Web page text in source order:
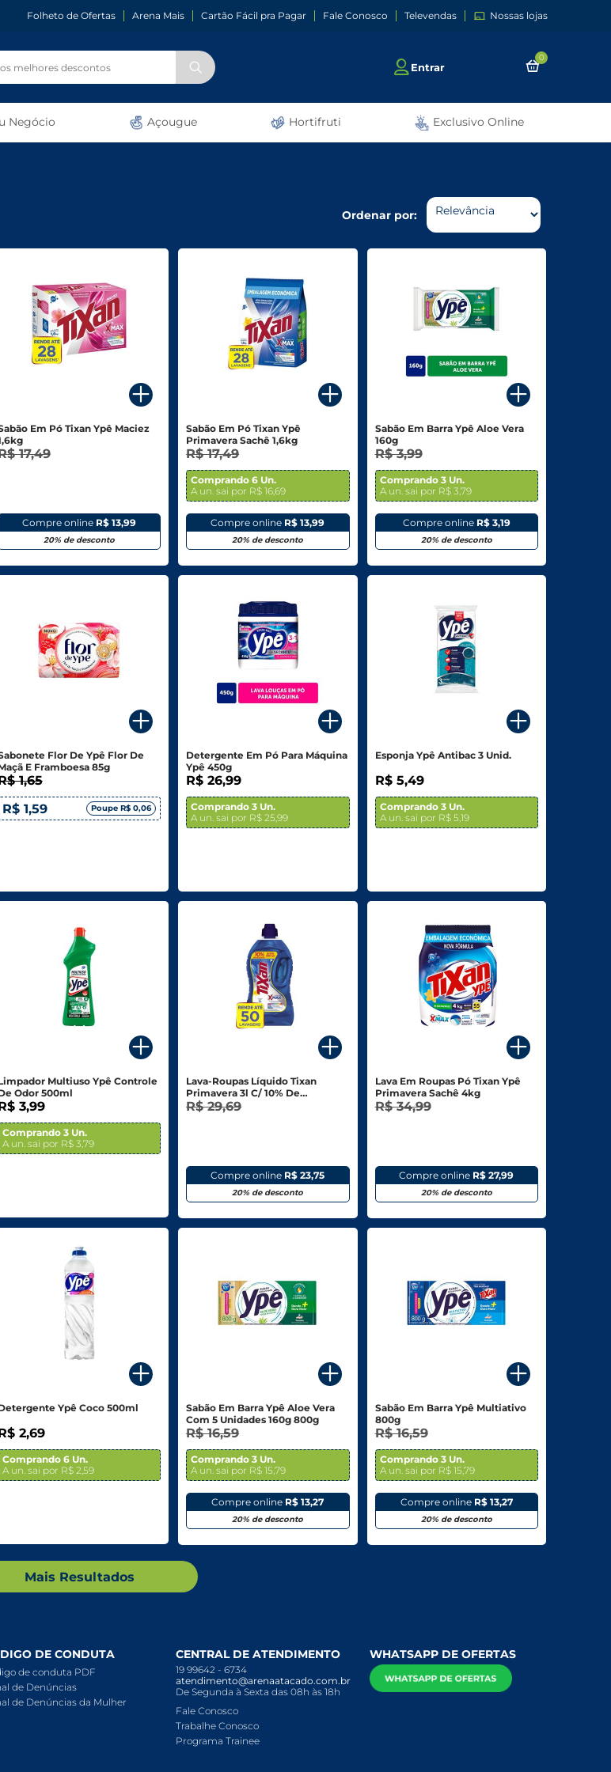
Folheto de Ofertas Arena Mais Cartão Fácil pra Pagar Fale Conosco Televendas Nossas lojas
Entrar
0
Negócio Açougue Hortifruti Exclusivo Online
Ordenar por:
Em Pó Tixan Ypê Maciez
17,49
Compre online R$ 13,99
20% de desconto
Sabão Em Pó Tixan Ypê
Primavera Sachê 1,6kg
R$ 17,49
Comprando 6 Un.
A un. sai por R$ 16,69
Compre online R$ 13,99
20% de desconto
Sabão Em Barra Ypê Aloe Vera
160g
R$ 3,99
Comprando 3 Un.
A un. sai por R$ 3,79
Compre online R$ 3,19
20% de desconto
Flor De Ypê Flor De
E Framboesa 85g
1,65
R$ 1,59
Poupe R$ 0,06
Detergente Em Pó Para Máquina
Ypê 450g
R$ 26,99
Comprando 3 Un.
A un. sai por R$ 25,99
Esponja Ypê Antibac 3 Unid.
R$ 5,49
Comprando 3 Un.
A un. sai por R$ 5,19
Multiuso Ypê Controle
Odor 500ml
3,99
Comprando 3 Un.
A un. sai por R$ 3,79
Lava-Roupas Líquido Tixan
Primavera 3l C/ 10% De
Desconto
R$ 29,69
Compre online R$ 23,75
20% de desconto
Lava Em Roupas Pó Tixan Ypê
Primavera Sachê 4kg
R$ 34,99
Compre online R$ 27,99
20% de desconto
Ypê Coco 500ml
2,69
Comprando 6 Un.
A un. sai por R$ 2,59
Sabão Em Barra Ypê Aloe Vera
Com 5 Unidades 160g 800g
R$ 16,59
Comprando 3 Un.
A un. sai por R$ 15,79
Compre online R$ 13,27
20% de desconto
Sabão Em Barra Ypê Multiativo
800g
R$ 16,59
Comprando 3 Un.
A un. sai por R$ 15,79
Compre online R$ 13,27
20% de desconto
Mais Resultados
DE CONDUTA
de conduta PDF
de Denúncias
de Denúncias da Mulher
CENTRAL DE ATENDIMENTO
19 99642 - 6734
atendimento@arenaatacado.com.br
De Segunda à Sexta das 08h às 18h
Fale Conosco
Trabalhe Conosco
Programa Trainee
WHATSAPP DE OFERTAS